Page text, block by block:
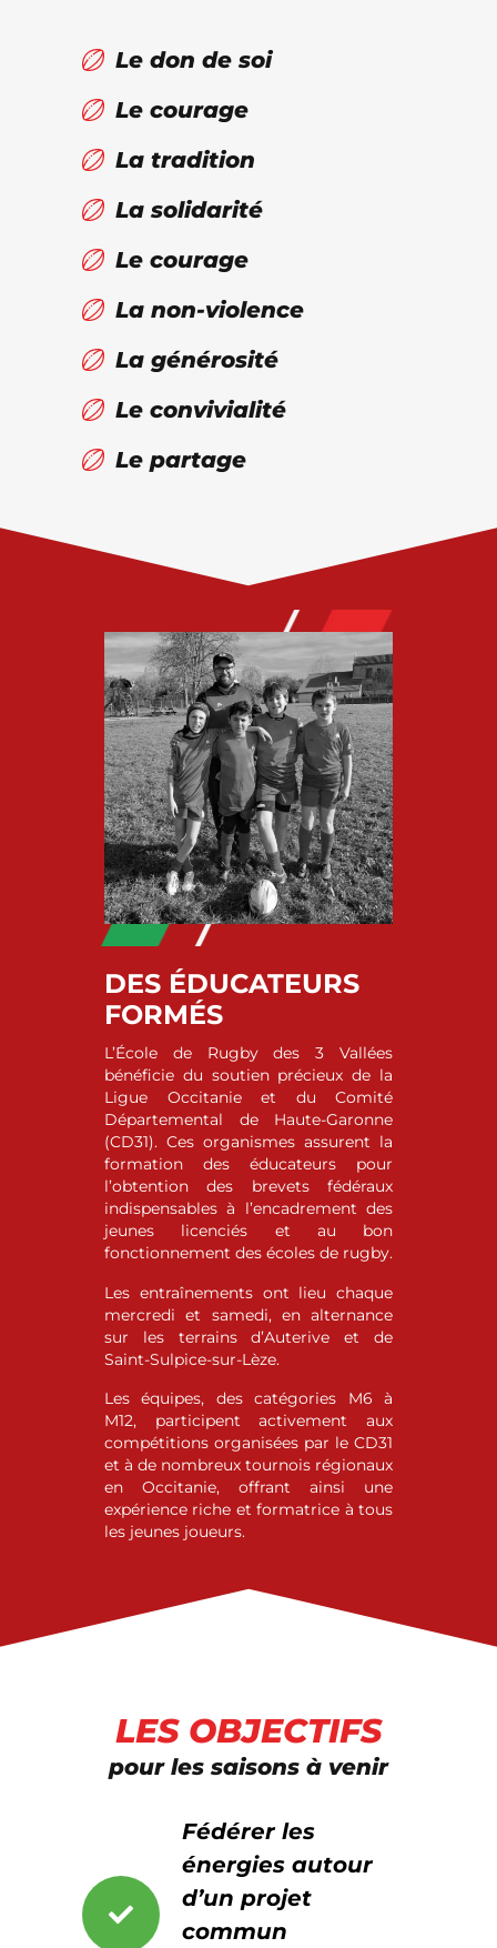
Le don de soi
Le courage
La tradition
La solidarité
Le courage
La non-violence
La générosité
Le convivialité
Le partage
DES ÉDUCATEURS
FORMÉS
L’École de Rugby des 3 Vallées
bénéficie du soutien précieux de la
Ligue Occitanie et du Comité
Départemental de Haute-Garonne
(CD31). Ces organismes assurent la
formation des éducateurs pour
l’obtention des brevets fédéraux
indispensables à l’encadrement des
jeunes licenciés et au bon
fonctionnement des écoles de rugby.
Les entraînements ont lieu chaque
mercredi et samedi, en alternance
sur les terrains d’Auterive et de
Saint-Sulpice-sur-Lèze.
Les équipes, des catégories M6 à
M12, participent activement aux
compétitions organisées par le CD31
et à de nombreux tournois régionaux
en Occitanie, offrant ainsi une
expérience riche et formatrice à tous
les jeunes joueurs.
LES OBJECTIFS
pour les saisons à venir
Fédérer les
énergies autour
d’un projet
commun